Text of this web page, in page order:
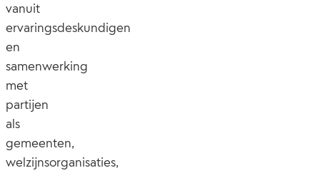
vanuit
ervaringsdeskundigen
en
samenwerking
met
partijen
als
gemeenten,
welzijnsorganisaties,